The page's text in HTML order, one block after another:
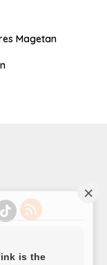
Magetan
Redaksi